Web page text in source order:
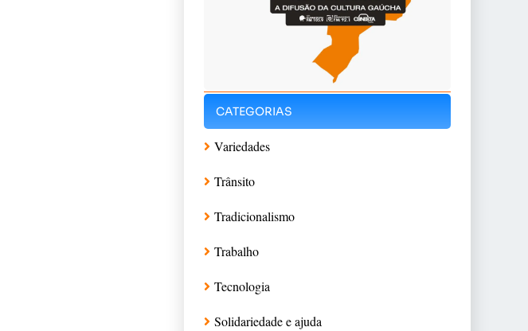
CATEGORIAS
Variedades
Trânsito
Tradicionalismo
Trabalho
Tecnologia
Solidariedade e ajuda